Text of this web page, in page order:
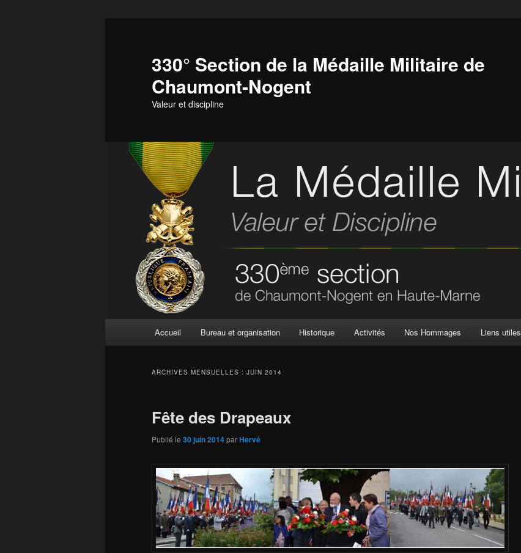
330° Section de la Médaille Militaire de
Chaumont-Nogent
Valeur et discipline
Accueil Bureau et organisation Historique Activités Nos Hommages Liens utiles
ARCHIVES MENSUELLES : JUIN 2014
Fête des Drapeaux
Publié le 30 juin 2014parHervé